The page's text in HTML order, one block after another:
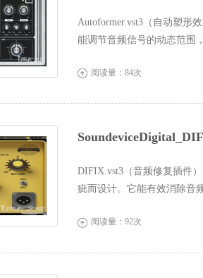
Autoformer.vst3（自动塑形
能调节音频信号的动态范围
 阅读量：84次
DIFIX.vst3（音频修复插件
疵而设计。它能有效消除音
 阅读量：92次